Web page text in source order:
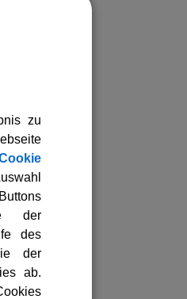
zu
der
des
der
ab.